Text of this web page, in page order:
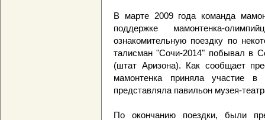
В марте 2009 года команда
поддержке мамонтенка-
ознакомительную поездку по
талисман "Сочи-2014" побывал в
(штат Аризона). Как сообщает
мамонтенка приняла участие в
представляла павильон музея-
По окончанию поездки, были